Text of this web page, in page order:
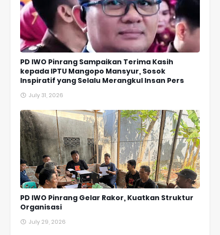
PD IWO Pinrang Sampaikan Terima Kasih
kepada IPTU Mangopo Mansyur, Sosok
Inspiratif yang Selalu Merangkul Insan Pers
July 31, 2026
PD IWO Pinrang Gelar Rakor, Kuatkan Struktur
Organisasi
July 29, 2026